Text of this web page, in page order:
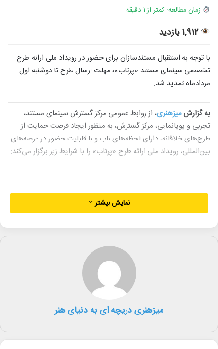
زمان مطالعه: کمتر از ۱ دقیقه
۱,۹۱۲ بازدید
با توجه به استقبال مستندسازان برای حضور در رویداد ملی ارائه طرح
تخصصی سینمای مستند «پرتاب»، مهلت ارسال طرح تا دوشنبه اول
مردادماه تمدید شد.
به گزارش میزهنری، از روابط عمومی مرکز گسترش سینمای مستند،
تجربی و پویانمایی، مرکز گسترش، به منظور ایجاد فرصت حمایت از
طرح‌های خلاقانه، دارای لحظه‌های ناب و با قابلیت حضور در عرصه‌های
بین‌المللی، رویداد ملی ارائه طرح «پرتاب» را با شرایط زیر برگزار می‌کند:
۱- طرح‌ها می‌توانند در قالب مستند بلند، نیمه بلند، کوتاه و یا مجموعه
مستند ارائه شوند.
۲- طرح‌ می‌تواند در مرحله پژوهش، در حال تولید یا راف کات باشد.
۳- مستندسازان تا دوشنبه اول مردادماه می‌توانند نسبت به تکمیل فرم
ارائه طرح روی وب سایت به این
نشانی اقدام کنند.
سرمایه‌گذاران، شبکه‌های تلویزیونی و موسسات خصوصی و دولتی
نمایش بیشتر
میزهنری دریچه ای به دنیای هنر